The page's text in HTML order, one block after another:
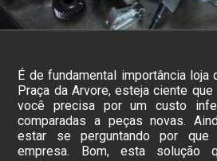
É de fundamental importância loja
Praça da Arvore, esteja ciente
você precisa por um custo
comparadas a peças novas.
estar se perguntando por que
empresa. Bom, esta solução